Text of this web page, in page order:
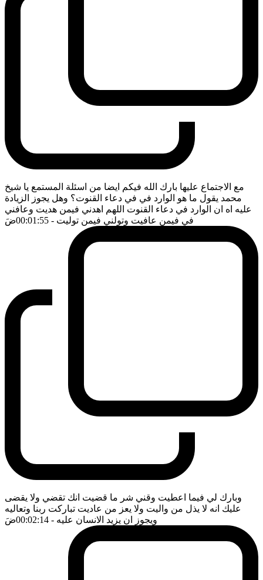
مع الاجتماع عليها بارك الله فيكم ايضا من اسئلة المستمع يا شيخ
محمد يقول ما هو الوارد في في دعاء القنوت؟ وهل يجوز الزيادة
عليه اه ان الوارد في دعاء القنوت اللهم اهدني فيمن هديت وعافني
في فيمن عافيت وتولني فيمن توليت - 00:01:55 ضَ
وبارك لي فيما اعطيت وقني شر ما قضيت انك تقضي ولا يقضى
عليك انه لا يذل من واليت ولا يعز من عاديت تباركت ربنا وتعاليه
ويجوز ان يزيد الانسان عليه - 00:02:14 ضَ